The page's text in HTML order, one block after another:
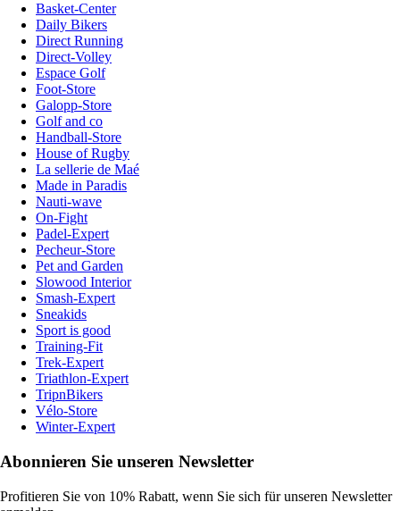
Basket-Center
Daily Bikers
Direct Running
Direct-Volley
Espace Golf
Foot-Store
Galopp-Store
Golf and co
Handball-Store
House of Rugby
La sellerie de Maé
Made in Paradis
Nauti-wave
On-Fight
Padel-Expert
Pecheur-Store
Pet and Garden
Slowood Interior
Smash-Expert
Sneakids
Sport is good
Training-Fit
Trek-Expert
Triathlon-Expert
TripnBikers
Vélo-Store
Winter-Expert
Abonnieren Sie unseren Newsletter
Profitieren Sie von 10% Rabatt, wenn Sie sich für unseren Newsletter